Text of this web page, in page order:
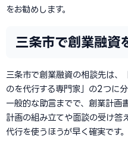
をお勧めします。
三条市で創業融資
三条市で創業融資の相談先は、
のを代行する専門家」の2つに
一般的な助言までで、創業計画
計画の組み立てや面談の受け答
代行を使うほうが早く確実です。